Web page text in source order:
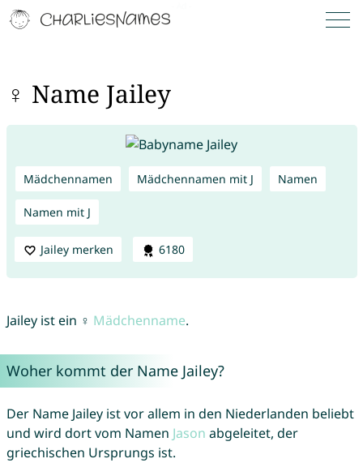
♀ Name Jailey
Mädchennamen Mädchennamen mit J Namen
Namen mit J
Jailey merken 6180
Jailey ist ein ♀ Mädchenname.
Woher kommt der Name Jailey?
Der Name Jailey ist vor allem in den Niederlanden beliebt
und wird dort vom Namen Jason abgeleitet, der
griechischen Ursprungs ist.